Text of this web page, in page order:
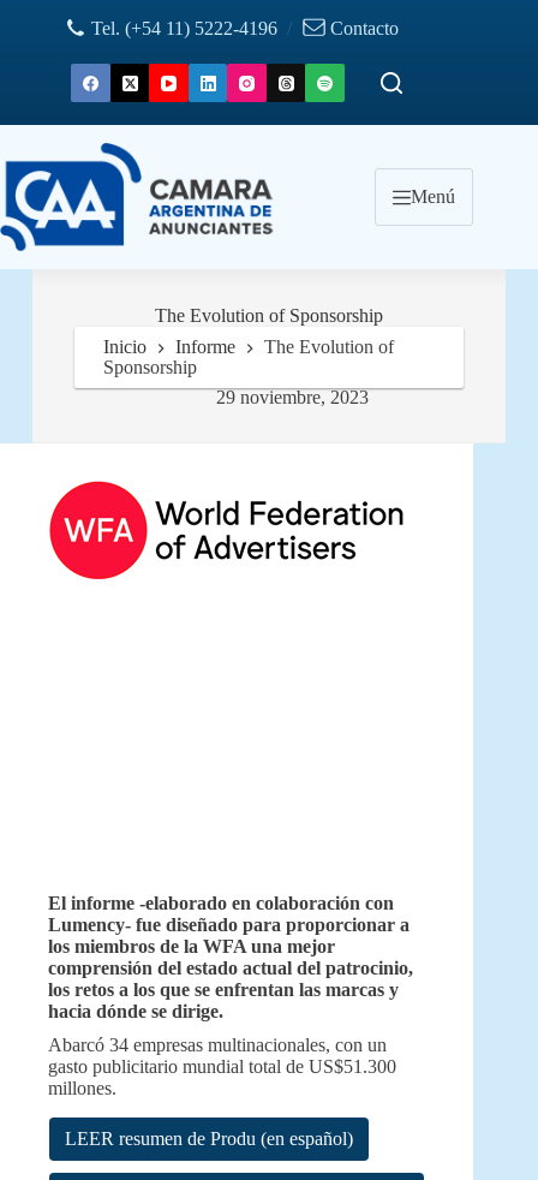
Tel. (+54 11) 5222-4196 / Contacto
Menú
The Evolution of Sponsorship
29 noviembre, 2023
Inicio Informe
The Evolution of
Sponsorship
El informe -elaborado en colaboración con
Lumency- fue diseñado para proporcionar a
los miembros de la WFA una mejor
comprensión del estado actual del patrocinio,
los retos a los que se enfrentan las marcas y
hacia dónde se dirige.
Abarcó 34 empresas multinacionales, con un
gasto publicitario mundial total de US$51.300
millones.
LEER resumen de Produ (en español)